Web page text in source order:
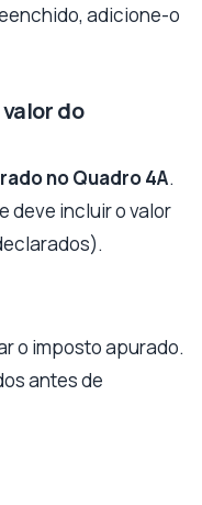
adicione-o
do
no Quadro 4A.
deve incluir o valor
o imposto apurado.
antes de